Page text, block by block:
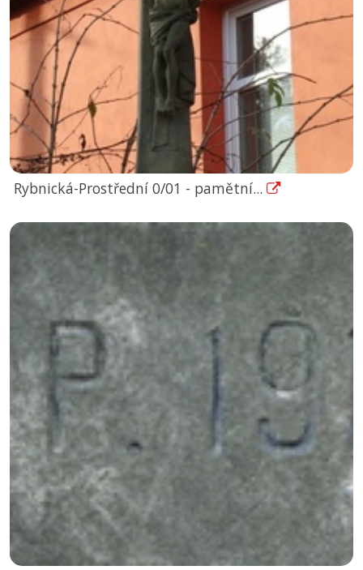
Rybnická-Prostřední 0/01 - pamětní...